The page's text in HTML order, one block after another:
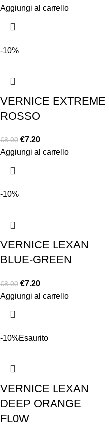
Aggiungi al carrello
-10%
VERNICE EXTREME
ROSSO
€8.00 €7.20
Aggiungi al carrello
-10%
VERNICE LEXAN
BLUE-GREEN
€8.00 €7.20
Aggiungi al carrello
-10%Esaurito
VERNICE LEXAN
DEEP ORANGE
FL0W